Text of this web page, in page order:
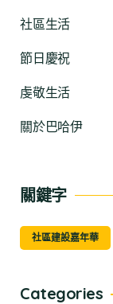
社區生活
節日慶祝
虔敬生活
關於巴哈伊
關鍵字
社區建設嘉年華
Categories